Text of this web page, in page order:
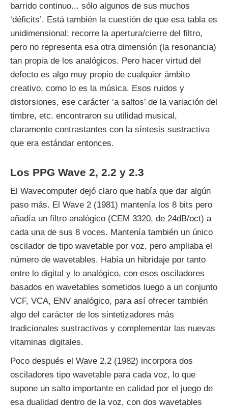
barrido continuo... sólo algunos de sus muchos
‘déficits’. Está también la cuestión de que esa tabla es
unidimensional: recorre la apertura/cierre del filtro,
pero no representa esa otra dimensión (la resonancia)
tan propia de los analógicos. Pero hacer virtud del
defecto es algo muy propio de cualquier ámbito
creativo, como lo es la música. Esos ruidos y
distorsiones, ese carácter ‘a saltos’ de la variación del
timbre, etc. encontraron su utilidad musical,
claramente contrastantes con la síntesis sustractiva
que era estándar entonces.
Los PPG Wave 2, 2.2 y 2.3
El Wavecomputer dejó claro que había que dar algún
paso más. El Wave 2 (1981) mantenía los 8 bits pero
añadía un filtro analógico (CEM 3320, de 24dB/oct) a
cada una de sus 8 voces. Mantenía también un único
oscilador de tipo wavetable por voz, pero ampliaba el
número de wavetables. Había un hibridaje por tanto
entre lo digital y lo analógico, con esos osciladores
basados en wavetables sometidos luego a un conjunto
VCF, VCA, ENV analógico, para así ofrecer también
algo del carácter de los sintetizadores más
tradicionales sustractivos y complementar las nuevas
vitaminas digitales.
Poco después el Wave 2.2 (1982) incorpora dos
osciladores tipo wavetable para cada voz, lo que
supone un salto importante en calidad por el juego de
esa dualidad dentro de la voz, con dos wavetables